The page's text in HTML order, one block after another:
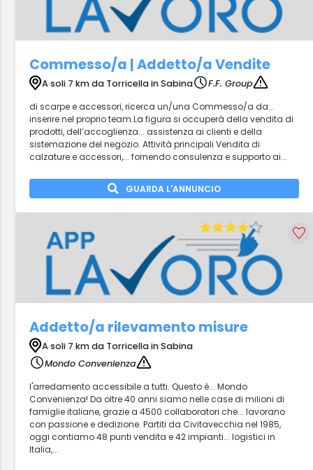
Commesso/a | Addetto/a Vendite
A soli 7 km da Torricella in Sabina
F.F. Group
di scarpe e accessori, ricerca un/una Commesso/a da...
inserire nel proprio team.La figura si occuperà della vendita di
prodotti, dell’accoglienza... assistenza ai clienti e della
sistemazione del negozio. Attività principali Vendita di
calzature e accessori,... fornendo consulenza e supporto ai...
GUARDA L'ANNUNCIO
Addetto/a rilevamento misure
A soli 7 km da Torricella in Sabina
Mondo Convenienza
l'arredamento accessibile a tutti. Questo è... Mondo
Convenienza! Da oltre 40 anni siamo nelle case di milioni di
famiglie italiane, grazie a 4500 collaboratori che... lavorano
con passione e dedizione. Partiti da Civitavecchia nel 1985,
oggi contiamo 48 punti vendita e 42 impianti... logistici in
Italia,...